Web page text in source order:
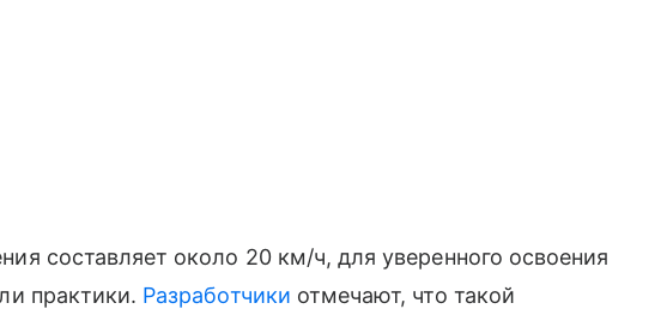
составляет около 20 км/ч, для уверенного освоения
практики. Разработчики отмечают, что такой